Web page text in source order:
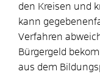
den Kreisen und
kann
Verfahren
Bürgergeld
aus dem